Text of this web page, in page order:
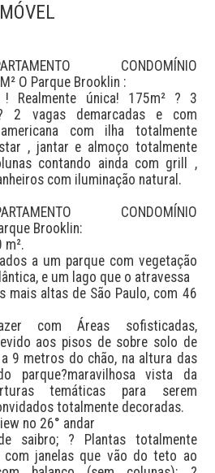
CONDOMÍNIO
O Parque Brooklin :
! Realmente única! 175m² ? 3
2 vagas demarcadas e com
com ilha totalmente
, jantar e almoço totalmente
contando ainda com grill ,
com iluminação natural.
CONDOMÍNIO
Brooklin:
m².
a um parque com vegetação
e um lago que o atravessa
mais altas de São Paulo, com 46
com Áreas sofisticadas,
aos pisos de sobre solo de
9 metros do chão, na altura das
parque?maravilhosa vista da
temáticas para serem
totalmente decoradas.
no 26° andar
saibro; ? Plantas totalmente
com janelas que vão do teto ao